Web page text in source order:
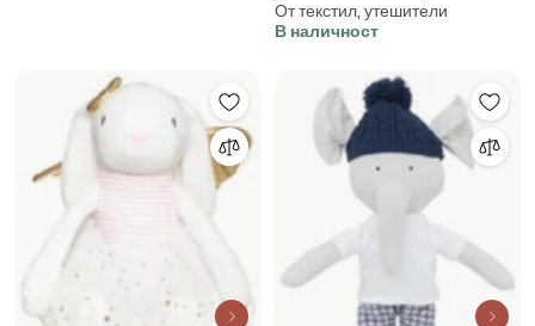
atmosphera Giraffe, 32 cm
От текстил, утешители
В наличност